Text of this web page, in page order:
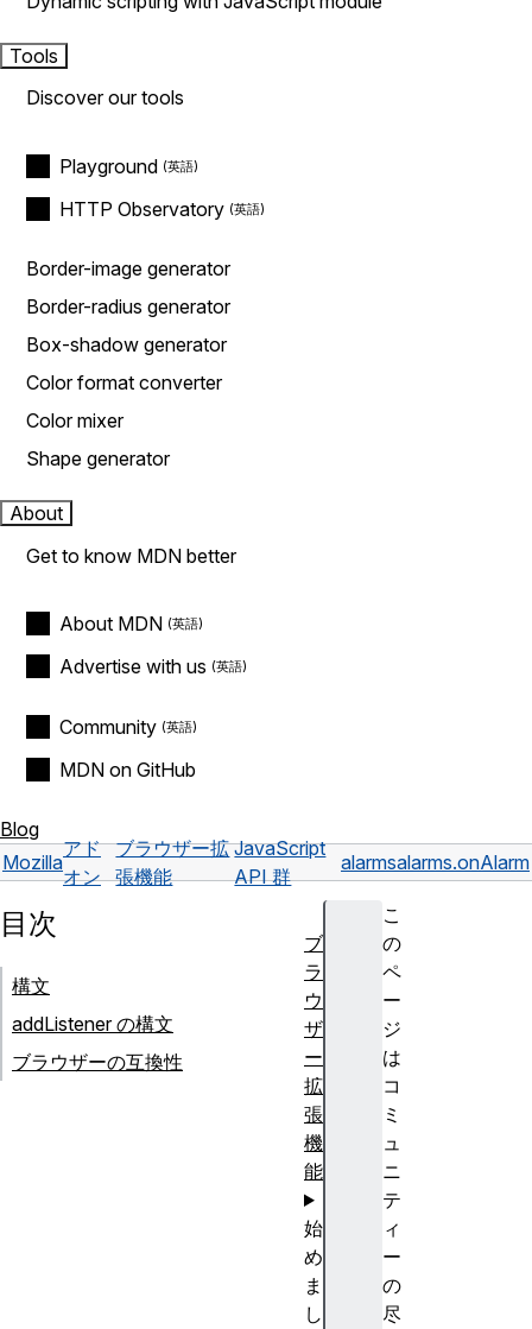
Tools
Discover our tools
Playground
HTTP Observatory
Border-image generator
Border-radius generator
Box-shadow generator
Color format converter
Color mixer
Shape generator
About
Get to know MDN better
About MDN
Advertise with us
Community
MDN on GitHub
Blog
Mozilla
アド
オン
ブラウザー拡
張機能
JavaScript
API 群
alarmsalarms.onAlarm
こ
の
ペ
ー
ジ
は
コ
ミ
ュ
ニ
テ
ィ
ー
の
尽
目次
構文
addListener の構文
ブラウザーの互換性
ブ
ラ
ウ
ザ
ー
拡
張
機
能
始
め
ま
し